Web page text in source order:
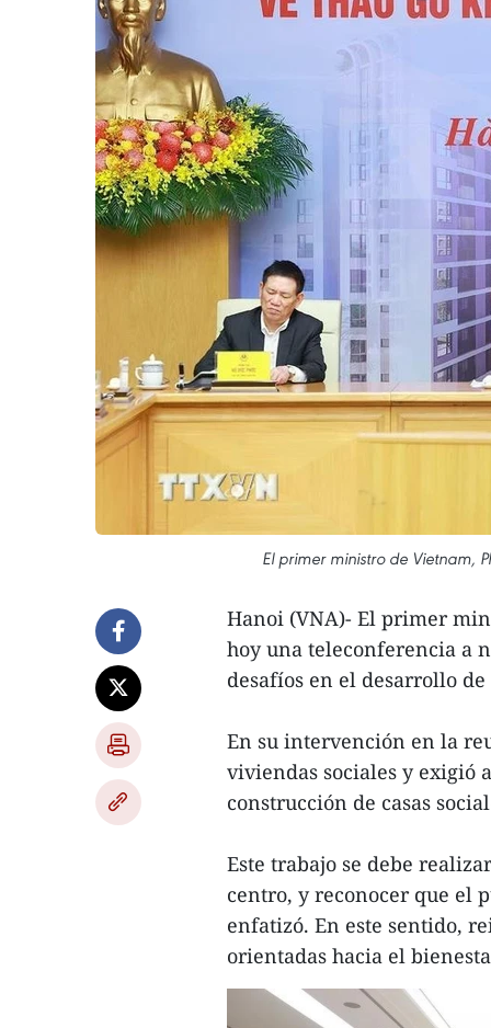
El primer ministro de Vietnam,
Hanoi (VNA)- El primer
hoy una teleconferencia a
desafíos en el desarrollo
En su intervención en la
viviendas sociales y exigió
construcción de casas
Este trabajo se debe
centro, y reconocer que el
enfatizó. En este sentido,
orientadas hacia el